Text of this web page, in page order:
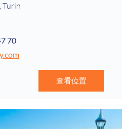
Turin
70
查看位置